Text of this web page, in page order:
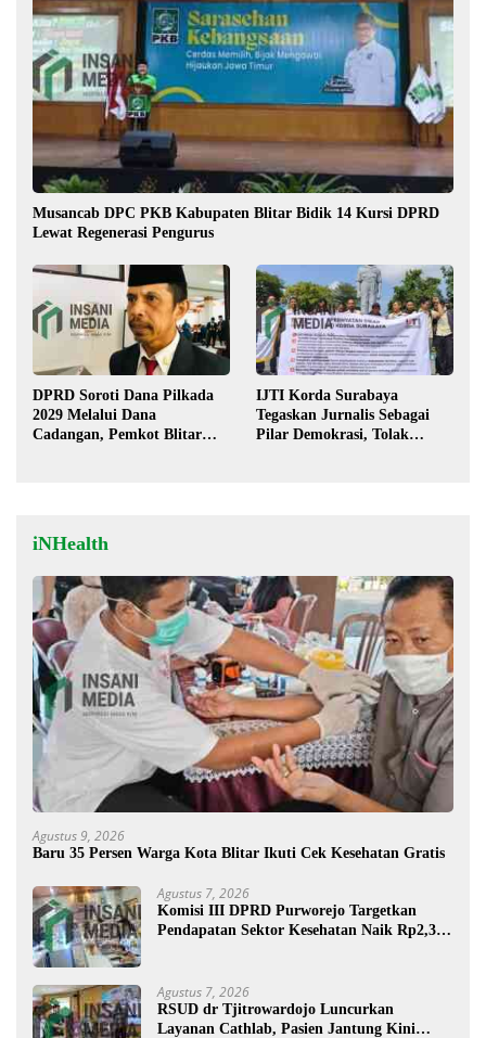
Musancab DPC PKB Kabupaten Blitar Bidik 14 Kursi DPRD
Lewat Regenerasi Pengurus
DPRD Soroti Dana Pilkada
2029 Melalui Dana
Cadangan, Pemkot Blitar
IJTI Korda Surabaya
Tegaskan Jurnalis Sebagai
Pilar Demokrasi, Tolak
iNHealth
Agustus 9, 2026
Baru 35 Persen Warga Kota Blitar Ikuti Cek Kesehatan Gratis
Agustus 7, 2026
Komisi III DPRD Purworejo Targetkan
Pendapatan Sektor Kesehatan Naik Rp2,3
Agustus 7, 2026
RSUD dr Tjitrowardojo Luncurkan
Layanan Cathlab, Pasien Jantung Kini